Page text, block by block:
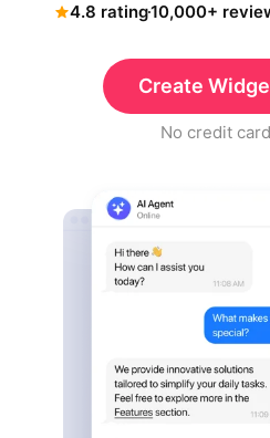
4.8 rating10,000+
Create
No credit